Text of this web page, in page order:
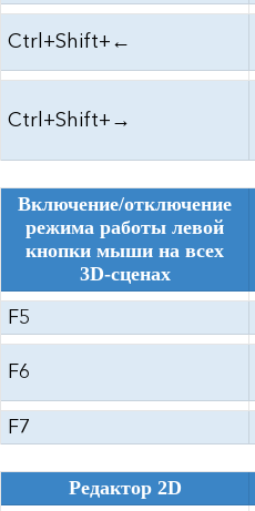
Ctrl+Shift+←
Ctrl+Shift+→
Включение/отключение
режима работы левой
кнопки мыши на всех
3D-сценах
F5
F6
F7
Редактор 2D